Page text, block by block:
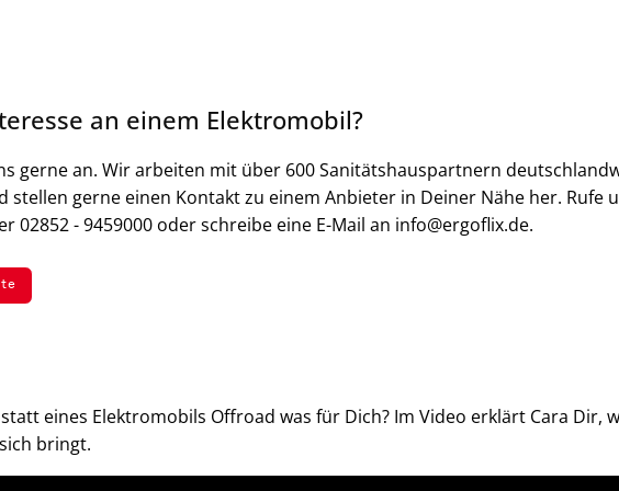
an einem Elektromobil?
gerne an. Wir arbeiten mit über 600 Sanitätshauspartnern
stellen gerne einen Kontakt zu einem Anbieter in Deiner Nähe her. Rufe
02852 - 9459000 oder schreibe eine E-Mail an info@ergoflix.de.
eines Elektromobils Offroad was für Dich? Im Video erklärt Cara Dir,
bringt.